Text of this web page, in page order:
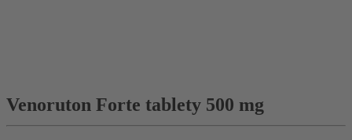
Venoruton Forte tablety 500 mg